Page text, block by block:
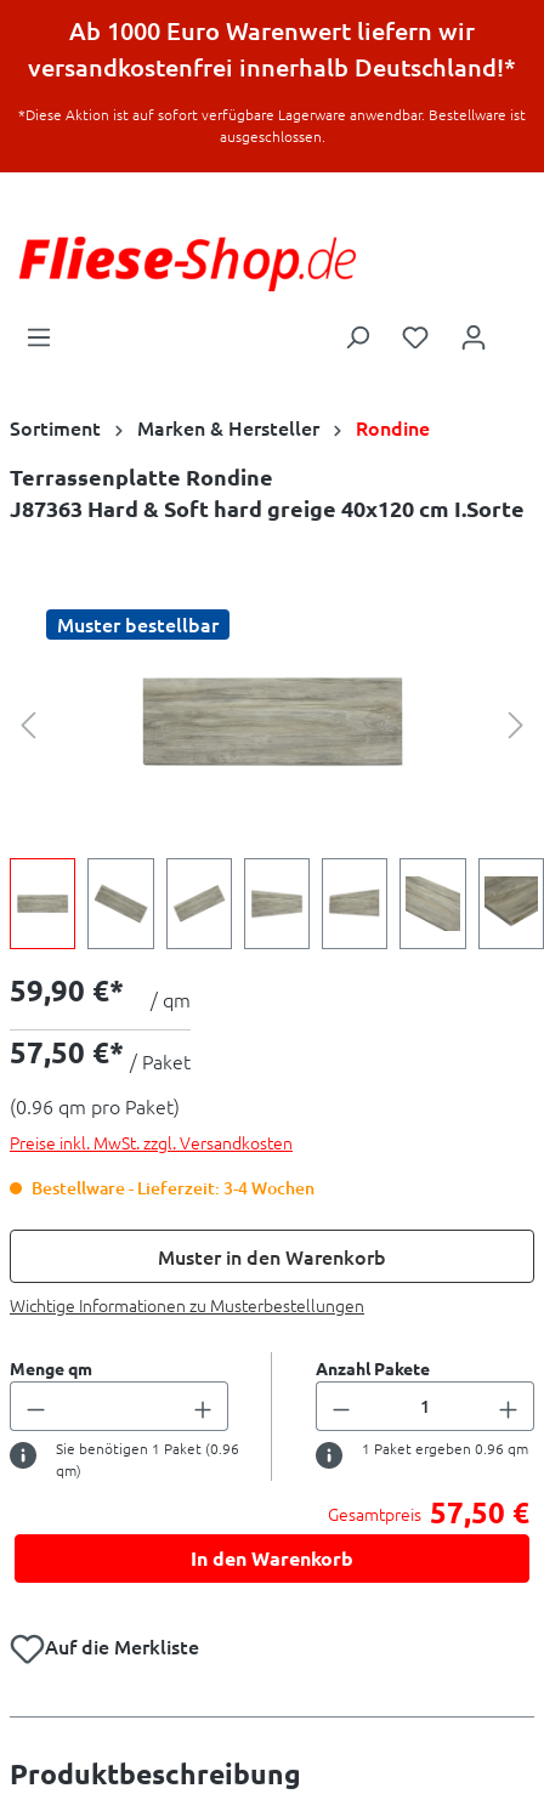
springen
Ab 1000 Euro Warenwert liefern wir
versandkostenfrei innerhalb Deutschland!*
*Diese Aktion ist auf sofort verfügbare Lagerware anwendbar. Bestellware ist
ausgeschlossen.
Sortiment Marken & Hersteller Rondine
Terrassenplatte Rondine
J87363 Hard & Soft hard greige 40x120 cm I.Sorte
Muster bestellbar
59,90 €* / qm
57,50 €* / Paket
(0.96 qm pro Paket)
Preise inkl. MwSt. zzgl. Versandkosten
Bestellware - Lieferzeit: 3-4 Wochen
Muster in den Warenkorb
Wichtige Informationen zu Musterbestellungen
Menge qm
Sie benötigen 1 Paket (0.96
qm)
Anzahl Pakete
1 Paket ergeben 0.96 qm
Gesamtpreis 57,50 €
In den Warenkorb
Auf die Merkliste
Produktbeschreibung